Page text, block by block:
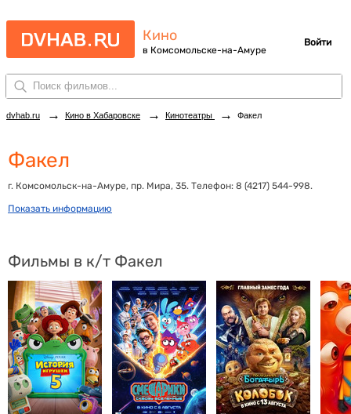
Кино
в Комсомольскe-на-Амуре
Войти
dvhab.ru → Кино в Хабаровске → Кинотеатры → Факел
Факел
г. Комсомольск-на-Амуре, пр. Мира, 35. Телефон: 8 (4217) 544-998.
Показать информацию
Фильмы в к/т Факел